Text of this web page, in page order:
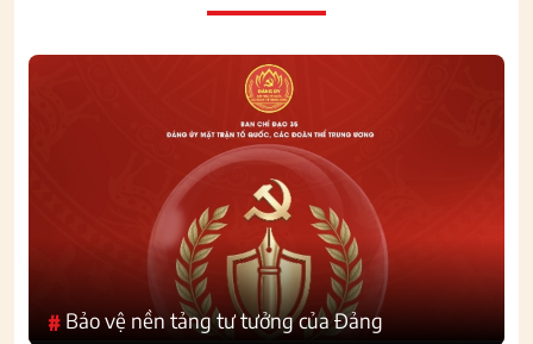
# Bảo vệ nền tảng tư tưởng của Đảng